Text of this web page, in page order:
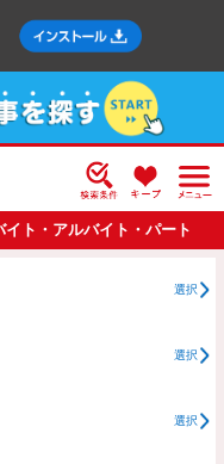
ト・アルバイト・パート
選択
選択
選択